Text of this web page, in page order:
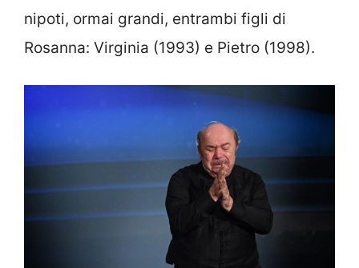
nipoti, ormai grandi, entrambi figli di
Rosanna: Virginia (1993) e Pietro (1998).